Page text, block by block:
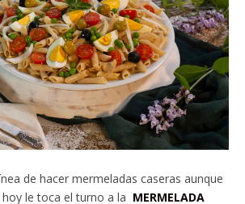
de hacer mermeladas caseras aunque
le toca el turno a la MERMELADA